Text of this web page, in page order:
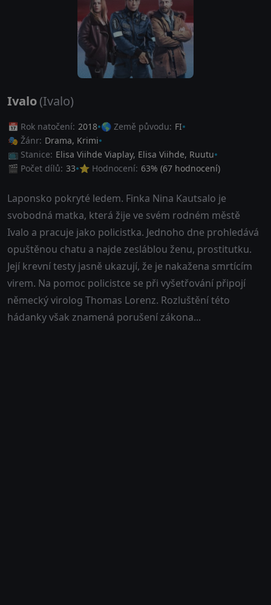
Ivalo(Ivalo)
📅 Rok natočení: 2018 🌎 Země původu: FI
🎭 Žánr: Drama, Krimi
📺 Stanice: Elisa Viihde Viaplay, Elisa Viihde, Ruutu
🎬 Počet dílů: 33 ⭐ Hodnocení: 63% (67 hodnocení)
Laponsko pokryté ledem. Finka Nina Kautsalo je
svobodná matka, která žije ve svém rodném městě
Ivalo a pracuje jako policistka. Jednoho dne prohledává
opuštěnou chatu a najde zesláblou ženu, prostitutku.
Její krevní testy jasně ukazují, že je nakažena smrtícím
virem. Na pomoc policistce se při vyšetřování připojí
německý virolog Thomas Lorenz. Rozluštění této
hádanky však znamená porušení zákona...